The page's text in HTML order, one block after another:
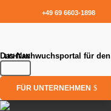
+49 69 6603-1898
Das Nachwuchsportal für
FÜR UNTERNEHMEN